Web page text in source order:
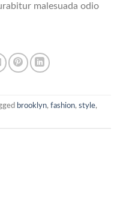
malesuada odio
brooklyn, fashion, style,